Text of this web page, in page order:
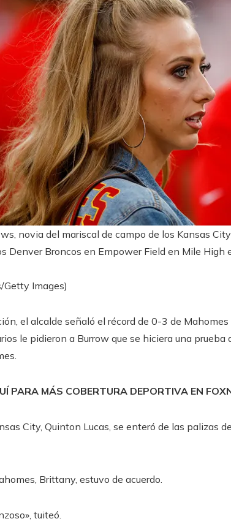
novia del mariscal de campo de los Kansas
Denver Broncos en Empower Field en Mile High
Getty Images)
el alcalde señaló el récord de 0-3 de
le pidieron a Burrow que se hiciera una
PARA MÁS COBERTURA DEPORTIVA EN
City, Quinton Lucas, se enteró de las palizas
Brittany, estuvo de acuerdo.
tuiteó.